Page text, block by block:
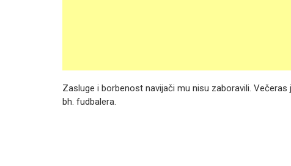
Zasluge i borbenost navijači mu nisu zaboravili.
bh. fudbalera.